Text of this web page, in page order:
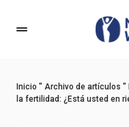
Inicio " Archivo de artículos "
la fertilidad: ¿Está usted en